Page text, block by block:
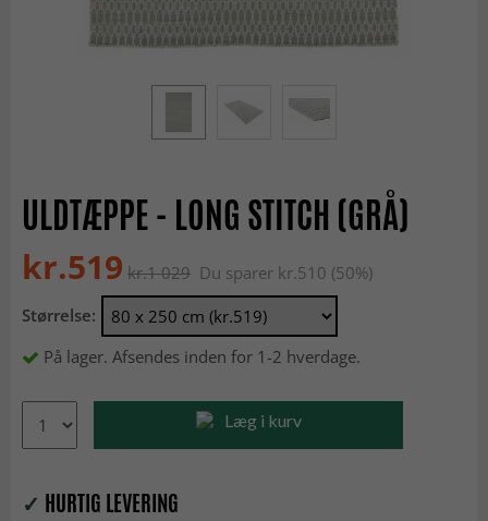
ULDTÆPPE - LONG STITCH (GRÅ)
kr.519 kr.1 029 Du sparer kr.510 (50%)
Størrelse:
På lager. Afsendes inden for 1-2 hverdage.
Læg i kurv
✓ HURTIG LEVERING